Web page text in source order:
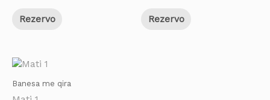
Rezervo Rezervo
Banesa me qira